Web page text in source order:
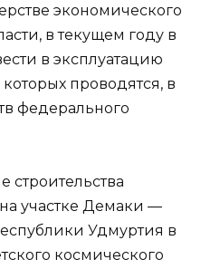
экономического
в текущем году в
в эксплуатацию
проводятся, в
федерального
строительства
участке Демаки —
Удмуртия в
космического